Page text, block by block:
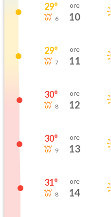
29°
6
ore
10
29°
7
ore
11
30°
8
ore
12
30°
9
ore
13
31°
8
ore
14